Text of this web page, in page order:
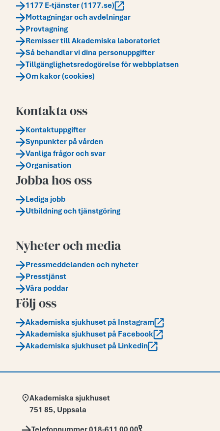
1177 E-tjänster (1177.se)
Mottagningar och avdelningar
Provtagning
Remisser till Akademiska laboratoriet
Så behandlar vi dina personuppgifter
Tillgänglighetsredogörelse för webbplatsen
Om kakor (cookies)
Kontakta oss
Kontaktuppgifter
Synpunkter på vården
Vanliga frågor och svar
Organisation
Jobba hos oss
Lediga jobb
Utbildning och tjänstgöring
Nyheter och media
Pressmeddelanden och nyheter
Presstjänst
Våra poddar
Följ oss
Akademiska sjukhuset på Instagram
Akademiska sjukhuset på Facebook
Akademiska sjukhuset på Linkedin
Adress:
Akademiska sjukhuset
751 85, Uppsala